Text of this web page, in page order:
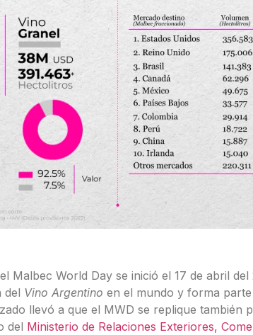
Malbec World Day se inició el 17 de abril
del Vino Argentino en el mundo y forma
llevó a que el MWD se replique también
del Ministerio de Relaciones Exteriores,